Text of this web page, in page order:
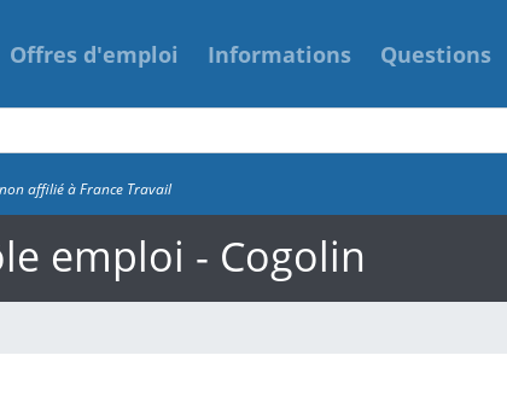
Offres d'emploi Informations Questions
affilié à France Travail
emploi - Cogolin